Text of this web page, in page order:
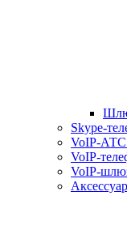
Skype-
VoIP-АТС
VoIP-
VoIP-